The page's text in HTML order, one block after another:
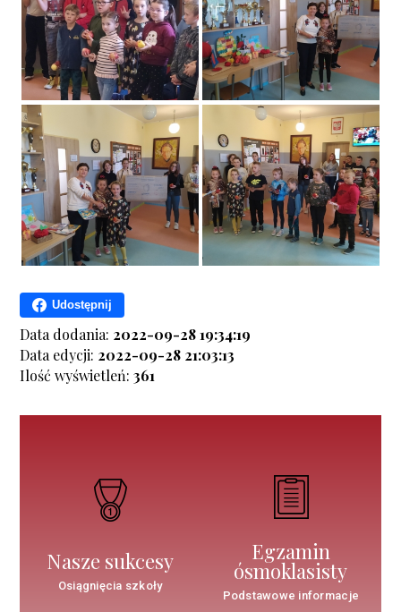
Udostępnij
Data dodania: 2022-09-28 19:34:19
Data edycji: 2022-09-28 21:03:13
Ilość wyświetleń:361
Nasze sukcesy
Osiągnięcia szkoły
Egzamin
ósmoklasisty
Podstawowe informacje